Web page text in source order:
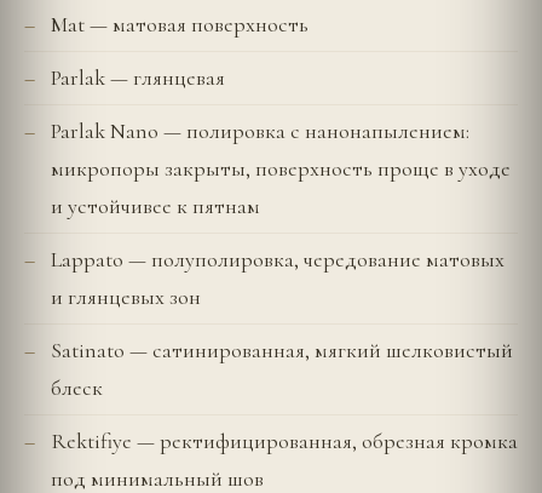
Mat — матовая поверхность
Parlak — глянцевая
Parlak Nano — полировка с нанонапылением:
микропоры закрыты, поверхность проще в уходе
и устойчивее к пятнам
Lappato — полуполировка, чередование матовых
и глянцевых зон
Satinato — сатинированная, мягкий шелковистый
блеск
Rektifiye — ректифицированная, обрезная кромка
под минимальный шов